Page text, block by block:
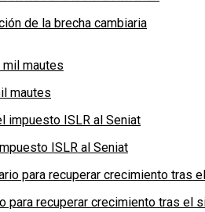
de la brecha cambiaria
mautes
ISLR al Seniat
para recuperar crecimiento tras el